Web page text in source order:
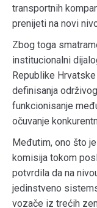
transportnih
prenijeti na novi
Zbog toga
institucionalni
Republike
definisanja
funkcionisanje
očuvanje
Međutim, ono što
komisija tokom
potvrdila da na
jedinstveno
vozače iz trećih